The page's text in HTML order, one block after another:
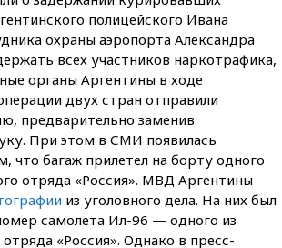
полицейского Ивана
охраны аэропорта Александра
всех участников наркотрафика,
органы Аргентины в ходе
двух стран отправили
предварительно заменив
При этом в СМИ появилась
что багаж прилетел на борту одного
отряда «Россия». МВД Аргентины
из уголовного дела. На них был
самолета Ил-96 — одного из
«Россия». Однако в пресс-